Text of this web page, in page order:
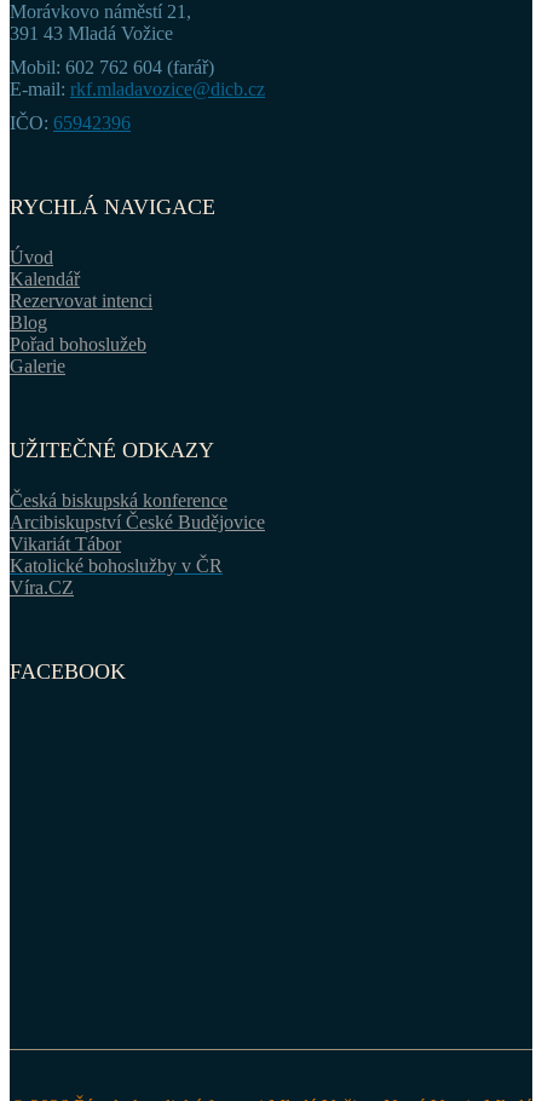
Morávkovo náměstí 21,
391 43 Mladá Vožice
Mobil: 602 762 604 (farář)
E-mail: rkf.mladavozice@dicb.cz
IČO: 65942396
RYCHLÁ NAVIGACE
Úvod
Kalendář
Rezervovat intenci
Blog
Pořad bohoslužeb
Galerie
UŽITEČNÉ ODKAZY
Česká biskupská konference
Arcibiskupství České Budějovice
Vikariát Tábor
Katolické bohoslužby v ČR
Víra.CZ
FACEBOOK